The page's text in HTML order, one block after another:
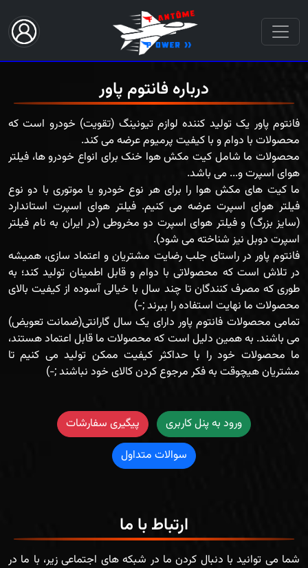
درباره فانتوم پاور
فانتوم پاور یک تولید کننده لوازم تیونینگ (تقویت) خودرو است که
محصولات ما شامل کیت مکش هوا خنک برای انواع خودرو ها، فیلتر
ما کیت های مکش هوا را برای هر نوع خودرو یا موتوری با دو نوع
فیلتر هوای اسپرت عرضه می کنیم. فیلتر هوای اسپرت استاندارد
(سایز بزرگ) و فیلتر هوای اسپرت دو مخروطی (در ایران به نام فیلتر
فانتوم پاور در راستای جلب رضایت مشتریان و اعتماد سازی، همیشه
در تلاش است که محصولاتی با دوام و قابل اطمینان تولید کند؛ به
طوری که مصرف کنندگان تا چند سال با خیالی آسوده از کیفیت بالای
تمامی محصولات فانتوم پاور دارای یک سال گارانتی(ضمانت تعویض)
می باشند. به همین دلیل است که محصولات ما قابل اعتماد هستند،
ما محصولات خود را با حداکثر کیفیت ممکن تولید می کنیم تا
ورود به پنل کاربری
پیگیری سفارشات
سوالات متداول
ارتباط با ما
شما می توانید با دنبال کردن ما در شبکه های اجتماعی زیر، با ما در